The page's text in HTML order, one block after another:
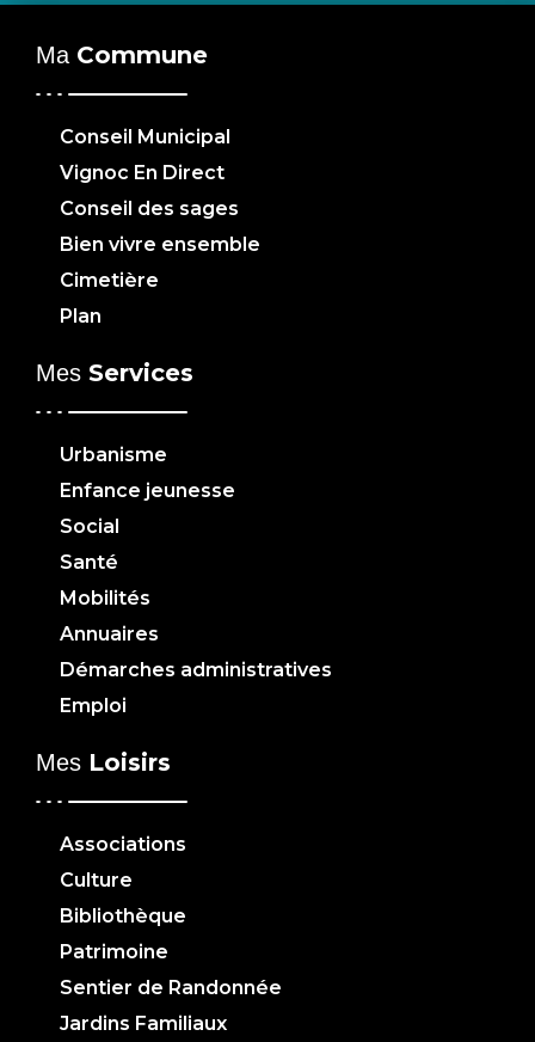
Ma Commune
Conseil Municipal
Vignoc En Direct
Conseil des sages
Bien vivre ensemble
Cimetière
Plan
Mes Services
Urbanisme
Enfance jeunesse
Social
Santé
Mobilités
Annuaires
Démarches administratives
Emploi
Mes Loisirs
Associations
Culture
Bibliothèque
Patrimoine
Sentier de Randonnée
Jardins Familiaux